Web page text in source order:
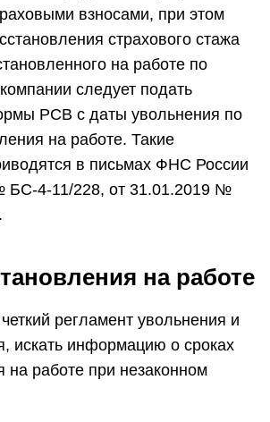
взносами, при этом
страхового стажа
на работе по
следует подать
РСВ с даты увольнения по
на работе. Такие
в письмах ФНС России
БС-4-11/228, от 31.01.2019 №
на работе
регламент увольнения и
искать информацию о сроках
на работе при незаконном